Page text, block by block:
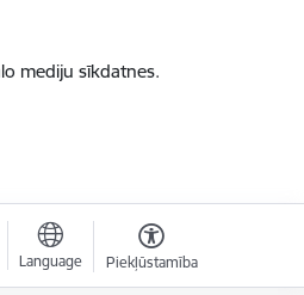
mediju sīkdatnes.
Language Piekļūstamība